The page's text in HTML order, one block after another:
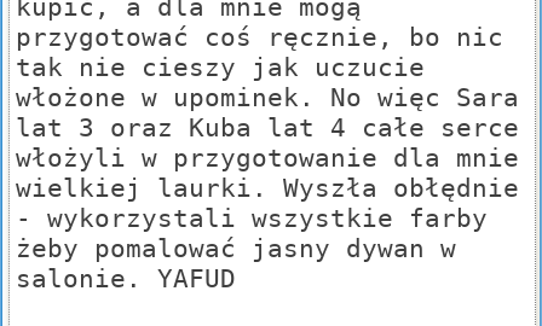
kupić, a dla mnie mogą
przygotować coś ręcznie, bo nic
tak nie cieszy jak uczucie
włożone w upominek. No więc Sara
lat 3 oraz Kuba lat 4 całe serce
włożyli w przygotowanie dla mnie
wielkiej laurki. Wyszła obłędnie
- wykorzystali wszystkie farby
żeby pomalować jasny dywan w
salonie. YAFUD